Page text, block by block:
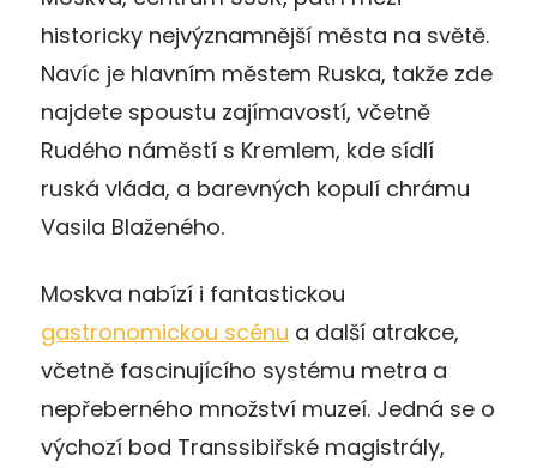
historicky nejvýznamnější města na světě.
Navíc je hlavním městem Ruska, takže zde
najdete spoustu zajímavostí, včetně
Rudého náměstí s Kremlem, kde sídlí
ruská vláda, a barevných kopulí chrámu
Vasila Blaženého.
Moskva nabízí i fantastickou
gastronomickou scénu a další atrakce,
včetně fascinujícího systému metra a
nepřeberného množství muzeí. Jedná se o
výchozí bod Transsibiřské magistrály,